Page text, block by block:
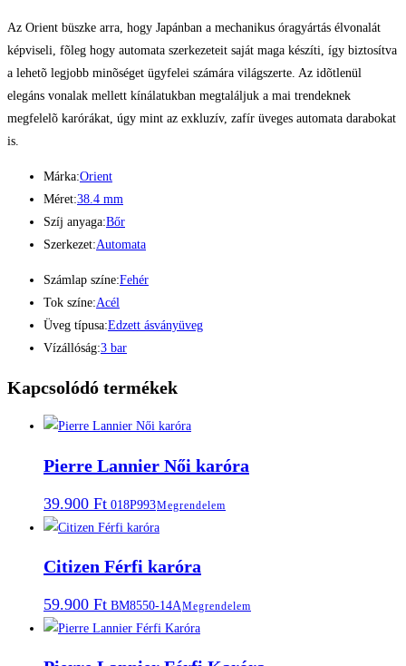
Az Orient büszke arra, hogy Japánban a mechanikus óragyártás élvonalát
képviseli, fõleg hogy automata szerkezeteit saját maga készíti, így biztosítva
a lehetõ legjobb minõséget ügyfelei számára világszerte. Az idõtlenül
elegáns vonalak mellett kínálatukban megtaláljuk a mai trendeknek
megfelelõ karórákat, úgy mint az exkluzív, zafír üveges automata darabokat
is.
Márka:Orient
Méret:38.4 mm
Szíj anyaga:Bőr
Szerkezet:Automata
Számlap színe:Fehér
Tok színe:Acél
Üveg típusa:Edzett ásványüveg
Vízállóság:3 bar
Kapcsolódó termékek
Pierre Lannier Női karóra
39.900 Ft 018P993Megrendelem
Citizen Férfi karóra
59.900 Ft BM8550-14AMegrendelem